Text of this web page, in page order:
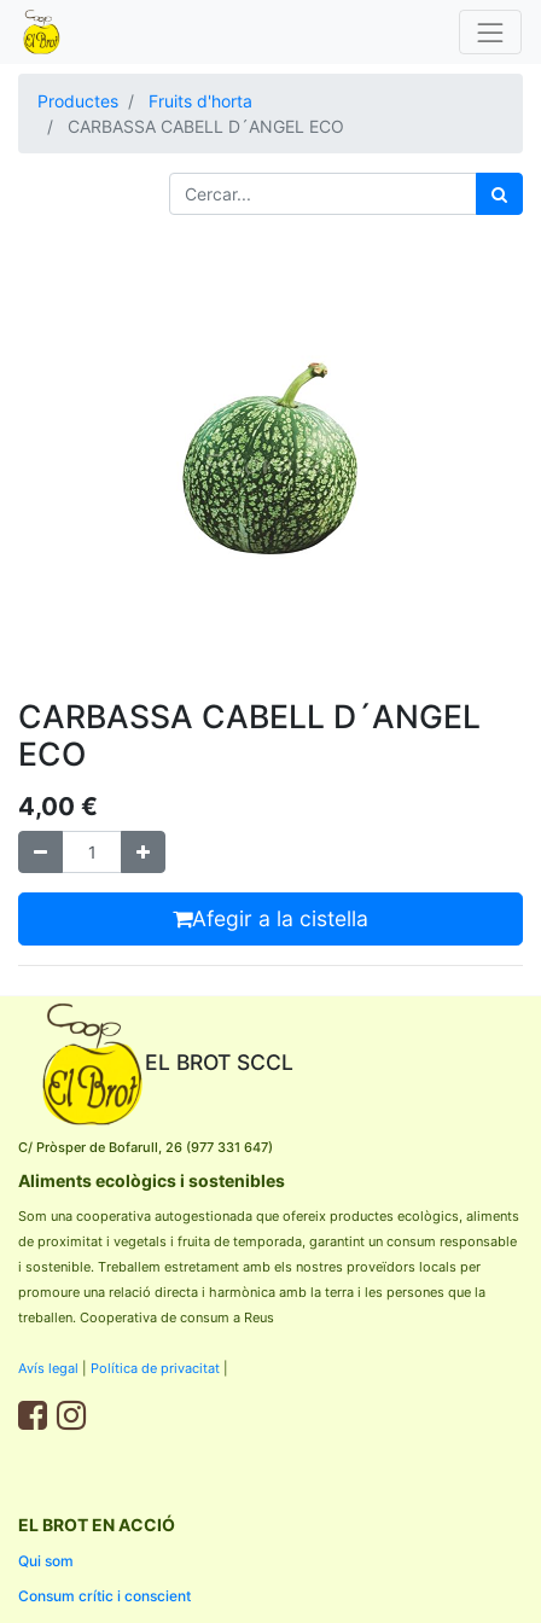
Productes
Fruits d'horta
CARBASSA CABELL D´ANGEL ECO
CARBASSA CABELL D´ANGEL
ECO
4,00 €
Afegir a la cistella
EL BROT SCCL
C/ Pròsper de Bofarull, 26 (977 331 647)
Aliments ecològics i sostenibles
Som una cooperativa autogestionada que ofereix productes ecològics, aliments
de proximitat i vegetals i fruita de temporada, garantint un consum responsable
i sostenible. Treballem estretament amb els nostres proveïdors locals per
promoure una relació directa i harmònica amb la terra i les persones que la
treballen. Cooperativa de consum a Reus
Avís legal Política de privacitat
EL BROT EN ACCIÓ
Qui som
Consum crític i conscient